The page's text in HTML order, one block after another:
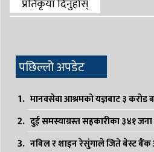
प्रतिकृया दिनुहोस्
पछिल्लो अपडेट
मानवसेवा आश्रमको यज्ञबाट ३ करोड
दुई समस्याग्रस्त सहकारीका ३४१
नबिल र शाइन रेसुंगाले जिते बेस्ट बैंक